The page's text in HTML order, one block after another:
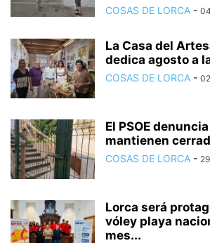
COSAS DE LORCA -
La Casa del
dedica agosto a
COSAS DE LORCA -
El PSOE
mantienen
COSAS DE LORCA -
Lorca será
vóley playa
mes...